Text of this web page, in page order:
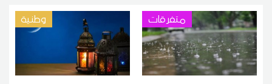
متفرقات وطنية